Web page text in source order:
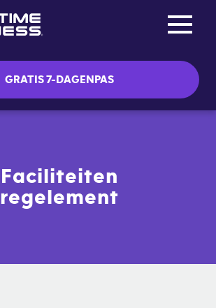
GRATIS 7-DAGENPAS
Faciliteiten
regelement